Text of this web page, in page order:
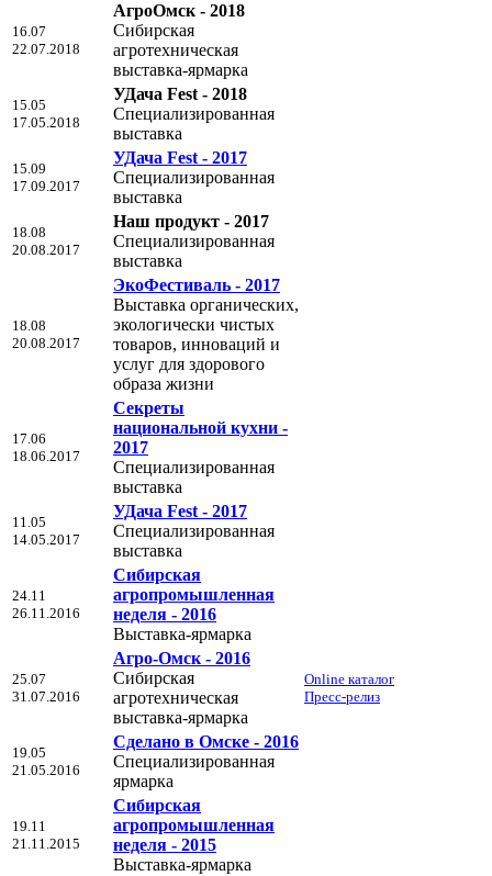
16.07
22.07.2018
АгроОмск - 2018
Сибирская
агротехническая
выставка-ярмарка
15.05
17.05.2018
УДача Fest - 2018
Специализированная
выставка
15.09
17.09.2017
УДача Fest - 2017
Специализированная
выставка
18.08
20.08.2017
Наш продукт - 2017
Специализированная
выставка
18.08
20.08.2017
ЭкоФестиваль - 2017
Выставка органических,
экологически чистых
товаров, инноваций и
услуг для здорового
образа жизни
17.06
18.06.2017
Секреты
национальной кухни -
2017
Специализированная
выставка
11.05
14.05.2017
УДача Fest - 2017
Специализированная
выставка
24.11
26.11.2016
Сибирская
агропромышленная
неделя - 2016
Выставка-ярмарка
25.07
31.07.2016
Агро-Омск - 2016
Сибирская
агротехническая
выставка-ярмарка
Online каталог
Пресс-релиз
19.05
21.05.2016
Сделано в Омске - 2016
Специализированная
ярмарка
19.11
21.11.2015
Сибирская
агропромышленная
неделя - 2015
Выставка-ярмарка